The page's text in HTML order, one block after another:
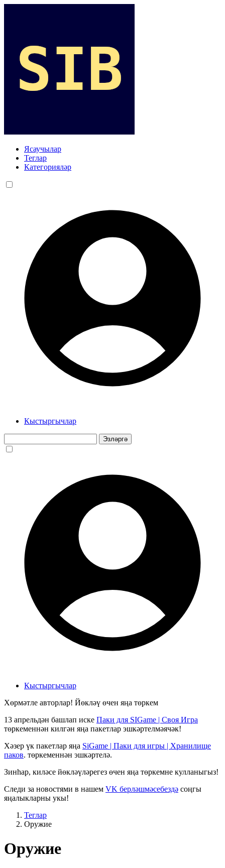
Ясаучылар
Теглар
Категорияләр
Кыстыргычлар
Кыстыргычлар
Хөрмәтле авторлар! Йөкләү өчен яңа төркем
13 апрельдән башлап иске Паки для SIGame | Своя Игра
төркеменнән килгән яңа пакетлар эшкәртелмәячәк!
Хәзер үк пакетлар яңа SiGame | Паки для игры | Хранилище
паков. төркеменнән эшкәртелә.
Зинһар, киләсе йөкләүләрегез өчен яңа төркемне кулланыгыз!
Следи за новостями в нашем VK берләшмәсебездә соңгы
яңалыкларны укы!
Теглар
Оружие
Оружие